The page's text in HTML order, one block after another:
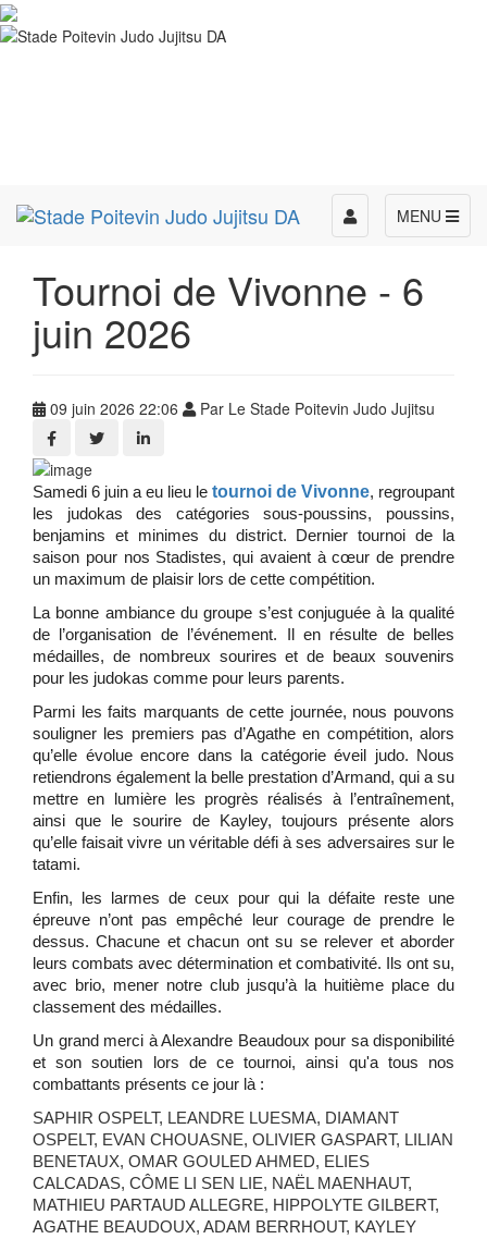
MENU
Toggle
navigation
Tournoi de Vivonne - 6
juin 2026
09 juin 2026 22:06 Par Le Stade Poitevin Judo Jujitsu
Samedi 6 juin a eu lieu le tournoi de Vivonne, regroupant
les judokas des catégories sous-poussins, poussins,
benjamins et minimes du district. Dernier tournoi de la
saison pour nos Stadistes, qui avaient à cœur de prendre
un maximum de plaisir lors de cette compétition.
La bonne ambiance du groupe s’est conjuguée à la qualité
de l’organisation de l’événement. Il en résulte de belles
médailles, de nombreux sourires et de beaux souvenirs
pour les judokas comme pour leurs parents.
Parmi les faits marquants de cette journée, nous pouvons
souligner les premiers pas d’Agathe en compétition, alors
qu’elle évolue encore dans la catégorie éveil judo. Nous
retiendrons également la belle prestation d’Armand, qui a su
mettre en lumière les progrès réalisés à l’entraînement,
ainsi que le sourire de Kayley, toujours présente alors
qu’elle faisait vivre un véritable défi à ses adversaires sur le
tatami.
Enfin, les larmes de ceux pour qui la défaite reste une
épreuve n’ont pas empêché leur courage de prendre le
dessus. Chacune et chacun ont su se relever et aborder
leurs combats avec détermination et combativité. Ils ont su,
avec brio, mener notre club jusqu’à la huitième place du
classement des médailles.
Un grand merci à Alexandre Beaudoux pour sa disponibilité
et son soutien lors de ce tournoi, ainsi qu'a tous nos
combattants présents ce jour là :
SAPHIR OSPELT, LEANDRE LUESMA, DIAMANT
OSPELT, EVAN CHOUASNE, OLIVIER GASPART, LILIAN
BENETAUX, OMAR GOULED AHMED, ELIES
CALCADAS, CÔME LI SEN LIE, NAËL MAENHAUT,
MATHIEU PARTAUD ALLEGRE, HIPPOLYTE GILBERT,
AGATHE BEAUDOUX, ADAM BERRHOUT, KAYLEY